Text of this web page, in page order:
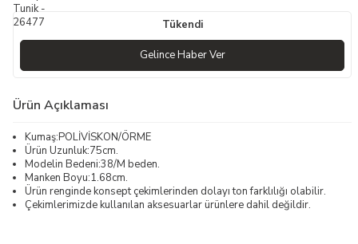
Tükendi
Gelince Haber Ver
Ürün Açıklaması
Kumaş:POLİVİSKON/ÖRME
Ürün Uzunluk:75cm.
Modelin Bedeni:38/M beden.
Manken Boyu:1.68cm.
Ürün renginde konsept çekimlerinden dolayı ton farklılığı olabilir.
Çekimlerimizde kullanılan aksesuarlar ürünlere dahil değildir.